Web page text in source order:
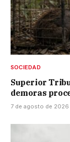
SOCIEDAD
Superior
demoras
7 de agosto de 2026